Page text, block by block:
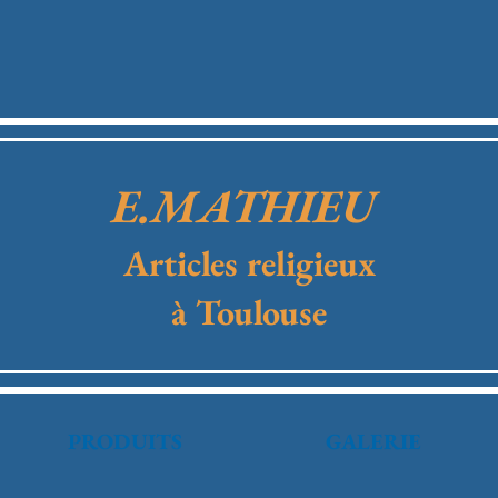
E.MATHIEU
Articles religieux
à Toulouse
PRODUITS GALERIE